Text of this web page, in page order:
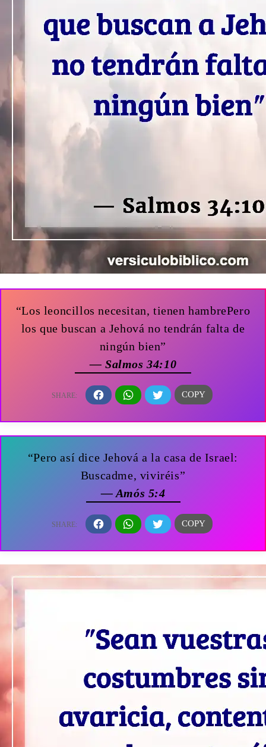
“Los leoncillos necesitan, tienen hambrePero
los que buscan a Jehová no tendrán falta de
ningún bien”
— Salmos 34:10
“Pero así dice Jehová a la casa de Israel:
Buscadme, viviréis”
— Amós 5:4